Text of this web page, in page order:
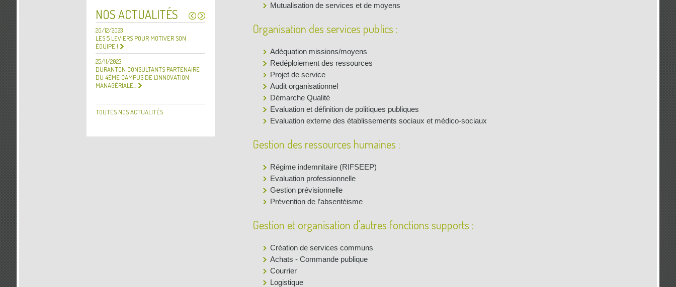
Mutualisation de services et de moyens
Organisation des services publics :
Adéquation missions/moyens
Redéploiement des ressources
Projet de service
Audit organisationnel
Démarche Qualité
Evaluation et définition de politiques publiques
Evaluation externe des établissements sociaux et médico-sociaux
Gestion des ressources humaines :
Régime indemnitaire (RIFSEEP)
Evaluation professionnelle
Gestion prévisionnelle
Prévention de l’absentéisme
Gestion et organisation d'autres fonctions supports :
Création de services communs
Achats - Commande publique
Courrier
Logistique
NOS ACTUALITÉS
20/12/2023
LES 5 LEVIERS POUR MOTIVER SON
ÉQUIPE !
25/11/2023
DURANTON CONSULTANTS PARTENAIRE
DU 4ÈME CAMPUS DE L'INNOVATION
MANAGÉRIALE...
DURANTON CONSULTANTS ÉTAIT
BONFILS ET ARNAUD...
MEILLEURS VOEUX 2024
09/10/2021
UNE BOURSE OFFERTE PAR DURANTON
BRASS
RETROUVEZ DURANTON CONSULTANTS
AU 80ÈME CONGRÈS NATIONAL DU
SNDGCT ET AUX...
TOUTES NOS ACTUALITÉS